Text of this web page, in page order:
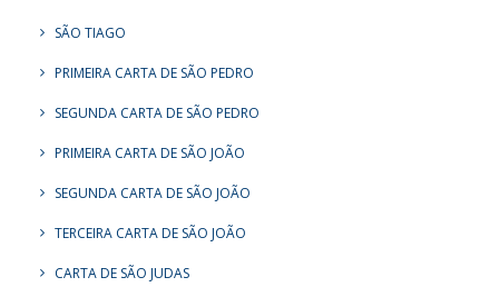
SÃO TIAGO
PRIMEIRA CARTA DE SÃO PEDRO
SEGUNDA CARTA DE SÃO PEDRO
PRIMEIRA CARTA DE SÃO JOÃO
SEGUNDA CARTA DE SÃO JOÃO
TERCEIRA CARTA DE SÃO JOÃO
CARTA DE SÃO JUDAS